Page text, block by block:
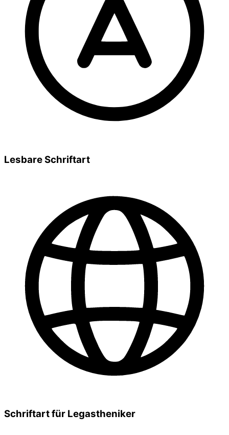
Lesbare Schriftart
Schriftart für Legastheniker